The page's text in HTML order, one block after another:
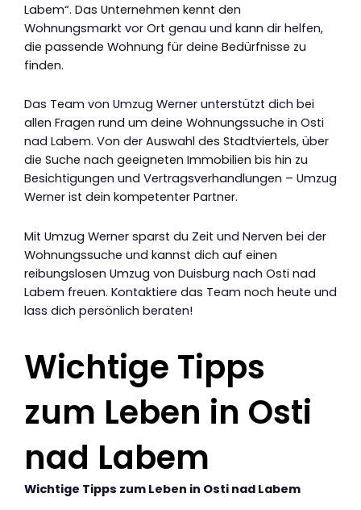
Labem“. Das Unternehmen kennt den
Wohnungsmarkt vor Ort genau und kann dir helfen,
die passende Wohnung für deine Bedürfnisse zu
finden.
Das Team von Umzug Werner unterstützt dich bei
allen Fragen rund um deine Wohnungssuche in Osti
nad Labem. Von der Auswahl des Stadtviertels, über
die Suche nach geeigneten Immobilien bis hin zu
Besichtigungen und Vertragsverhandlungen – Umzug
Werner ist dein kompetenter Partner.
Mit Umzug Werner sparst du Zeit und Nerven bei der
Wohnungssuche und kannst dich auf einen
reibungslosen Umzug von Duisburg nach Osti nad
Labem freuen. Kontaktiere das Team noch heute und
lass dich persönlich beraten!
Wichtige Tipps
zum Leben in Osti
nad Labem
Wichtige Tipps zum Leben in Osti nad Labem